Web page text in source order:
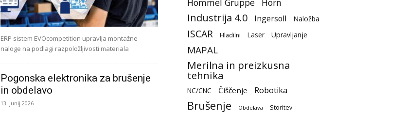
ERP sistem EVOcompetition upravlja montažne
naloge na podlagi razpoložljivosti materiala
Pogonska elektronika za brušenje
in obdelavo
13. junij 2026
Hommel Gruppe Horn
Industrija 4.0 Ingersoll Naložba
ISCAR Hladilni Laser Upravljanje
MAPAL
Merilna in preizkusna
tehnika
NC/CNC Čiščenje Robotika
Brušenje Obdelava Storitev